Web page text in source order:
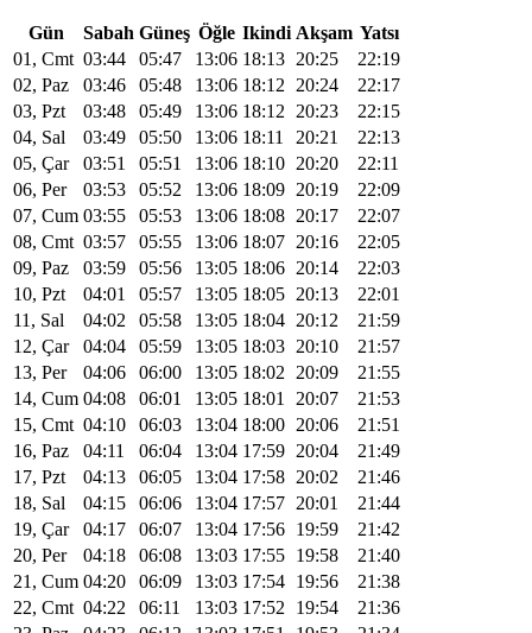
Gün Sabah Güneş Öğle Ikindi Akşam Yatsı
01, Cmt 03:44 05:47 13:06 18:13 20:25
22:19
02, Paz
03:46 05:48 13:06 18:12 20:24
22:17
03, Pzt
03:48 05:49 13:06 18:12 20:23
22:15
04, Sal
03:49 05:50 13:06 18:11 20:21
22:13
05, Çar
03:51 05:51 13:06 18:10 20:20
22:11
06, Per
03:53 05:52 13:06 18:09 20:19
22:09
07, Cum 03:55 05:53 13:06 18:08 20:17
22:07
08, Cmt 03:57 05:55 13:06 18:07 20:16
22:05
09, Paz
03:59 05:56 13:05 18:06 20:14
22:03
10, Pzt
04:01 05:57 13:05 18:05 20:13
22:01
11, Sal
04:02 05:58 13:05 18:04 20:12
21:59
12, Çar
04:04 05:59 13:05 18:03 20:10
21:57
13, Per
04:06 06:00 13:05 18:02 20:09
21:55
14, Cum 04:08 06:01 13:05 18:01 20:07
21:53
15, Cmt 04:10 06:03 13:04 18:00 20:06
21:51
16, Paz
04:11 06:04 13:04 17:59 20:04
21:49
17, Pzt
04:13 06:05 13:04 17:58 20:02
21:46
18, Sal
04:15 06:06 13:04 17:57 20:01
21:44
19, Çar
04:17 06:07 13:04 17:56 19:59
21:42
20, Per
04:18 06:08 13:03 17:55 19:58
21:40
21, Cum 04:20 06:09 13:03 17:54 19:56
21:38
22, Cmt 04:22 06:11 13:03 17:52 19:54
21:36